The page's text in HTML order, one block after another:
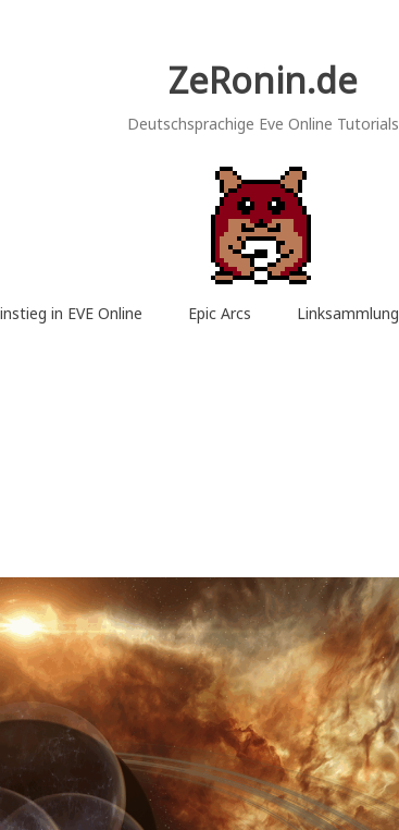
ZeRonin.de
Deutschsprachige Eve Online Tutorials
in EVE Online Epic Arcs Linksammlung